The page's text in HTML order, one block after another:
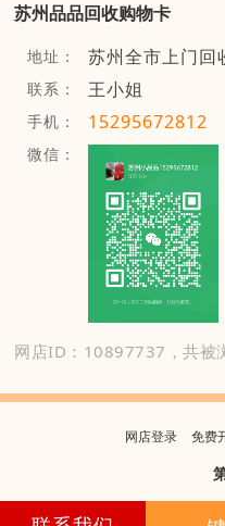
苏州品品回收购物卡
地址： 苏州全市上门回
联系： 王小姐
手机： 15295672812
微信：
网店ID：10897737，共被
网店登录 免费